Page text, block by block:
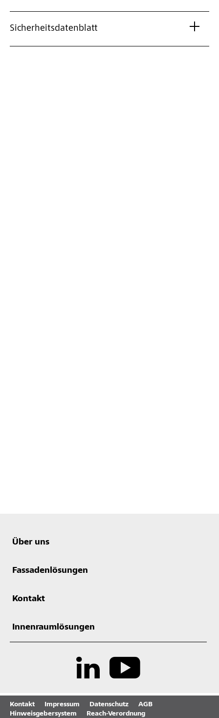
Sicherheitsdatenblatt
Über uns
Fassadenlösungen
Kontakt
Innenraumlösungen
Kontakt Impressum Datenschutz
AGB
Hinweisgebersystem
Reach-Verordnung